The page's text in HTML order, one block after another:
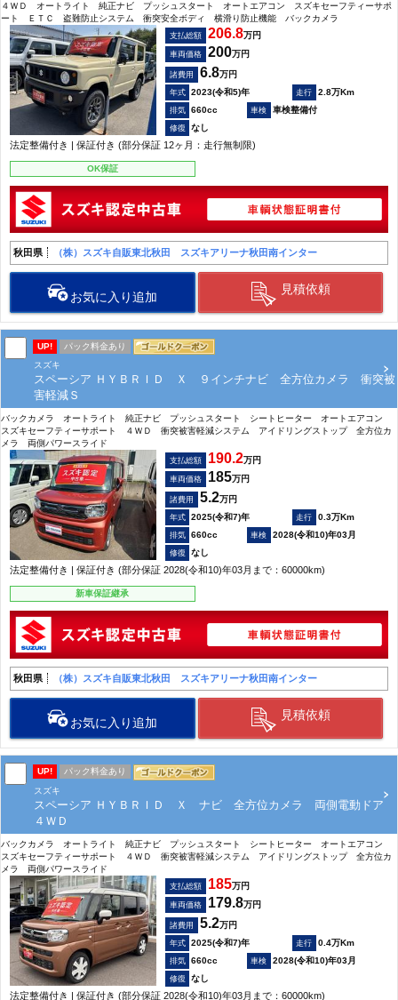
４ＷＤ オートライト 純正ナビ プッシュスタート オートエアコン スズキセーフティーサポ
ート ＥＴＣ 盗難防止システム 衝突安全ボディ 横滑り防止機能 バックカメラ
支払総額 206.8万円
車両価格 200万円
諸費用 6.8万円
2023(令和5)年
2.8万Km
660cc
車検整備付
なし
法定整備付き | 保証付き (部分保証 12ヶ月：走行無制限)
OK保証
秋田県 （株）スズキ自販東北秋田 スズキアリーナ秋田南インター
お気に入り追加
見積依頼
UP!
パック料金あり
スズキ
スペーシア ＨＹＢＲＩＤ Ｘ ９インチナビ 全方位カメラ 衝突被
害軽減Ｓ
バックカメラ オートライト 純正ナビ プッシュスタート シートヒーター オートエアコン
スズキセーフティーサポート ４ＷＤ 衝突被害軽減システム アイドリングストップ 全方位カ
メラ 両側パワースライド
支払総額 190.2万円
車両価格 185万円
諸費用 5.2万円
2025(令和7)年
0.3万Km
660cc
2028(令和10)年03月
なし
法定整備付き | 保証付き (部分保証 2028(令和10)年03月まで：60000km)
新車保証継承
秋田県 （株）スズキ自販東北秋田 スズキアリーナ秋田南インター
お気に入り追加
見積依頼
UP!
パック料金あり
スズキ
スペーシア ＨＹＢＲＩＤ Ｘ ナビ 全方位カメラ 両側電動ドア
４ＷＤ
バックカメラ オートライト 純正ナビ プッシュスタート シートヒーター オートエアコン
スズキセーフティーサポート ４ＷＤ 衝突被害軽減システム アイドリングストップ 全方位カ
メラ 両側パワースライド
支払総額 185万円
車両価格 179.8万円
諸費用 5.2万円
2025(令和7)年
0.4万Km
660cc
2028(令和10)年03月
なし
法定整備付き | 保証付き (部分保証 2028(令和10)年03月まで：60000km)